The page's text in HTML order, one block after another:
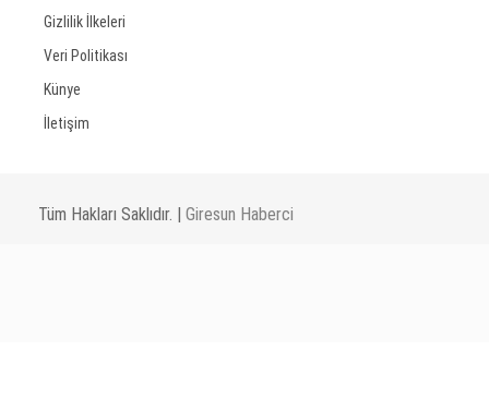
Gizlilik İlkeleri
Veri Politikası
Künye
İletişim
Tüm Hakları Saklıdır. | Giresun Haberci